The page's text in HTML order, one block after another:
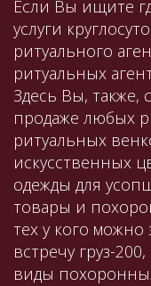
Если Вы ищите
услуги
ритуального
ритуальных
Здесь Вы, также,
продаже любых
ритуальных
искусственных
одежды для
товары и
тех у кого можно
встречу груз-
виды